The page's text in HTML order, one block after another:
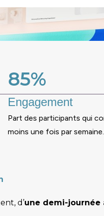
85%
Engagement
Part des participants qui
moins une fois par semaine.
d’une demi-journée